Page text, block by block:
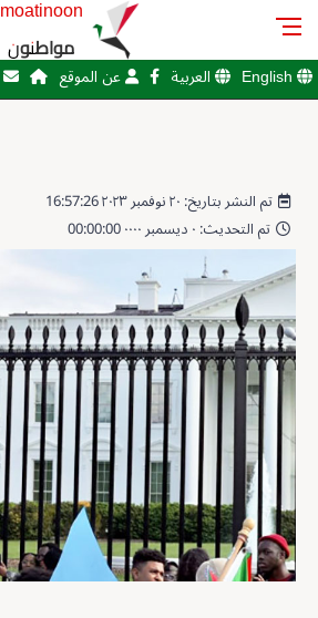
moatinoon
مواطنون
English العربية عن الموقع
تم النشر بتاريخ: ٢٠ نوفمبر ٢٠٢٣ 16:57:26
تم التحديث: ٠ ديسمبر ٠٠٠٠ 00:00:00